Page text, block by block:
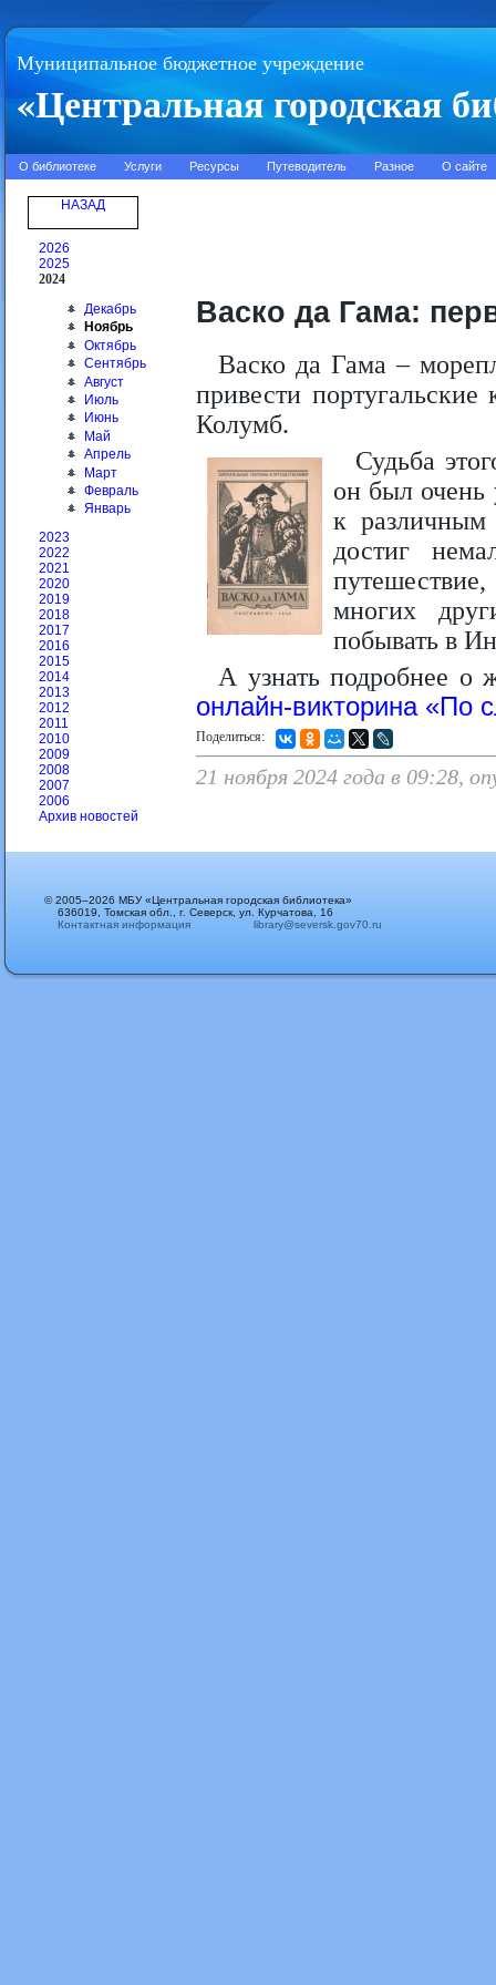
Муниципальное бюджетное учреждение
«Центральная городская
О библиотеке Услуги Ресурсы Путеводитель Разное О сайте
НАЗАД
2026
2025
2024
Декабрь
Ноябрь
Октябрь
Сентябрь
Август
Июль
Июнь
Май
Апрель
Март
Февраль
Январь
2023
2022
2021
2020
2019
2018
2017
2016
2015
2014
2013
2012
2011
2010
2009
2008
2007
2006
Архив новостей
Васко да Гама:
Васко да Гама –
привести
Колумб.
Судьба
он был очень
к
достиг
многих
побывать в
А узнать подробнее о
онлайн-викторина «По
Поделиться:
21 ноября 2024 года в 09:28,
© 2005–2026 МБУ «Центральная городская библиотека»
636019, Томская обл., г. Северск, ул. Курчатова, 16
Контактная информация
library@seversk.gov70.ru